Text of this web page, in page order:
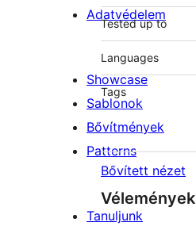
Tested up to
Languages
Tags
Bővített nézet
Vélemények
Adatvédelem
Showcase
Sablonok
Bővítmények
Patterns
Tanuljunk